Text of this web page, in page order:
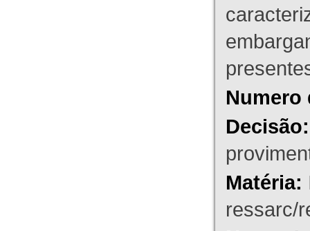
Numero
Decisão:
Matéria:
ressarc/